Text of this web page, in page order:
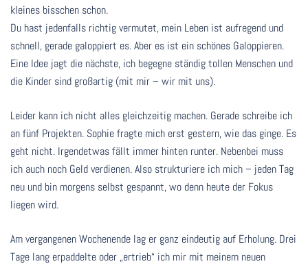
kleines bisschen schon.
Du hast jedenfalls richtig vermutet, mein Leben ist aufregend und
schnell, gerade galoppiert es. Aber es ist ein schönes Galoppieren.
Eine Idee jagt die nächste, ich begegne ständig tollen Menschen und
die Kinder sind großartig (mit mir – wir mit uns).
Leider kann ich nicht alles gleichzeitig machen. Gerade schreibe ich
an fünf Projekten. Sophie fragte mich erst gestern, wie das ginge. Es
geht nicht. Irgendetwas fällt immer hinten runter. Nebenbei muss
ich auch noch Geld verdienen. Also strukturiere ich mich – jeden Tag
neu und bin morgens selbst gespannt, wo denn heute der Fokus
liegen wird.
Am vergangenen Wochenende lag er ganz eindeutig auf Erholung. Drei
Tage lang erpaddelte oder „ertrieb“ ich mir mit meinem neuen